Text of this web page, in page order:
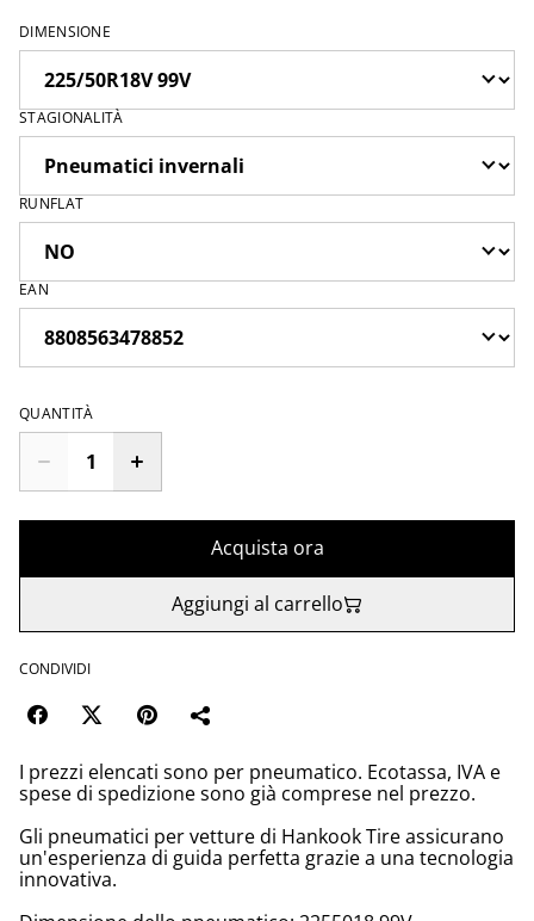
DIMENSIONE
STAGIONALITÀ
RUNFLAT
EAN
QUANTITÀ
Acquista ora
Aggiungi al carrello
CONDIVIDI
I prezzi elencati sono per pneumatico. Ecotassa, IVA e
spese di spedizione sono già comprese nel prezzo.
Gli pneumatici per vetture di Hankook Tire assicurano
un'esperienza di guida perfetta grazie a una tecnologia
innovativa.